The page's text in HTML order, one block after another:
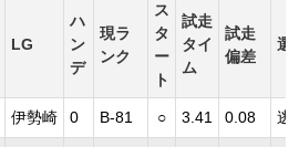
LG
ハ
ン
デ
現ラ
ンク
ス
タ
ー
ト
試走
タイ
ム
試走
偏差
選
伊勢崎 0 B-81 ○ 3.41 0.08 逃